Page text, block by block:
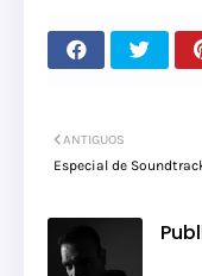
ANTIGUOS
Especial de